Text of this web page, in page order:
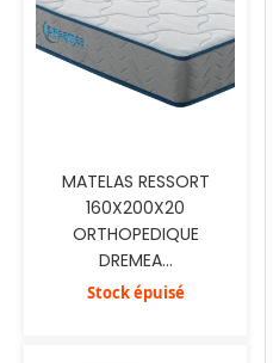
MATELAS RESSORT
160X200X20
ORTHOPEDIQUE
DREMEA...
Stock épuisé